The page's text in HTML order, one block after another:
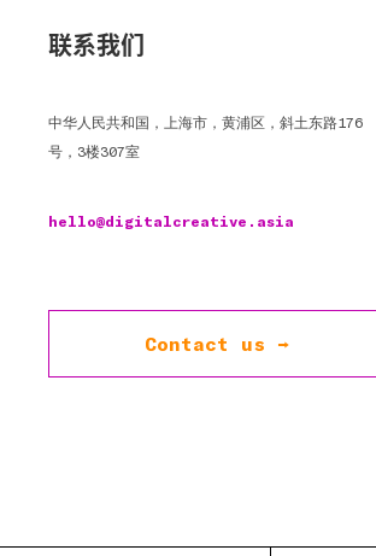
联系我们
中华人民共和国，上海市，黄浦区，斜土东路176
号，3楼307室
hello@digitalcreative.asia
Contact us →